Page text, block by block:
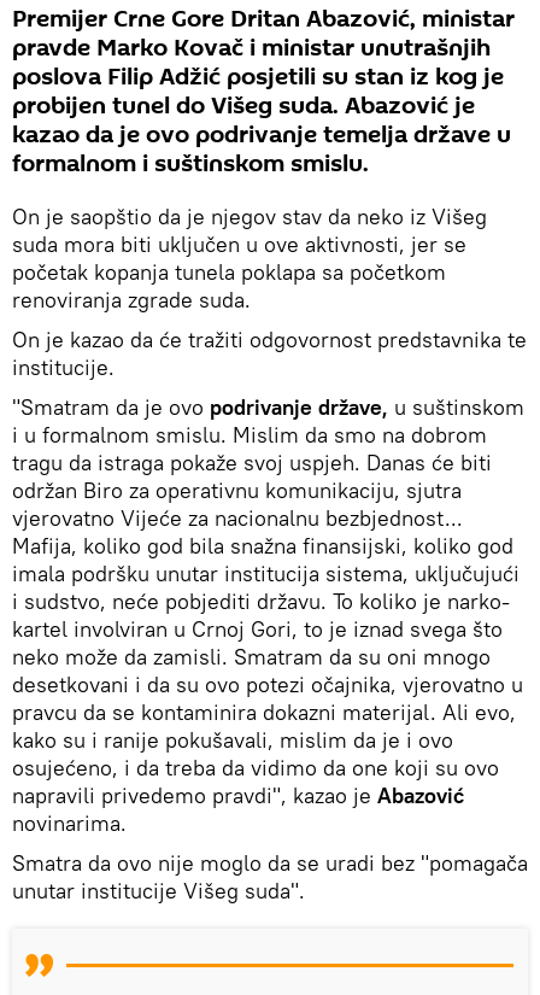
Premijer Crne Gore Dritan Abazović, ministar
pravde Marko Kovač i ministar unutrašnjih
poslova Filip Adžić posjetili su stan iz kog je
probijen tunel do Višeg suda. Abazović je
kazao da je ovo podrivanje temelja države u
formalnom i suštinskom smislu.
On je saopštio da je njegov stav da neko iz Višeg
suda mora biti uključen u ove aktivnosti, jer se
početak kopanja tunela poklapa sa početkom
renoviranja zgrade suda.
On je kazao da će tražiti odgovornost predstavnika te
institucije.
"Smatram da je ovo podrivanje države, u suštinskom
i u formalnom smislu. Mislim da smo na dobrom
tragu da istraga pokaže svoj uspjeh. Danas će biti
održan Biro za operativnu komunikaciju, sjutra
vjerovatno Vijeće za nacionalnu bezbjednost...
Mafija, koliko god bila snažna finansijski, koliko god
imala podršku unutar institucija sistema, uključujući
i sudstvo, neće pobjediti državu. To koliko je narko-
kartel involviran u Crnoj Gori, to je iznad svega što
neko može da zamisli. Smatram da su oni mnogo
desetkovani i da su ovo potezi očajnika, vjerovatno u
pravcu da se kontaminira dokazni materijal. Ali evo,
kako su i ranije pokušavali, mislim da je i ovo
osujećeno, i da treba da vidimo da one koji su ovo
napravili privedemo pravdi", kazao je Abazović
novinarima.
Smatra da ovo nije moglo da se uradi bez "pomagača
unutar institucije Višeg suda".